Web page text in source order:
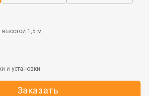
высотой 1,5 м
Заказать
и установки